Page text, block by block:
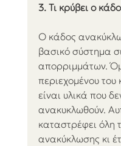
3. Τι κρύβει ο
Ο κάδος
βασικό σύστημα
απορριμμάτων.
περιεχομένου
είναι υλικά που
ανακυκλωθούν.
καταστρέφει όλη
ανακύκλωσης κι